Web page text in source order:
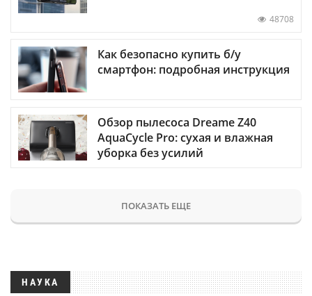
48708
Как безопасно купить б/у
смартфон: подробная инструкция
Обзор пылесоса Dreame Z40
AquaCycle Pro: сухая и влажная
уборка без усилий
ПОКАЗАТЬ ЕЩЕ
НАУКА